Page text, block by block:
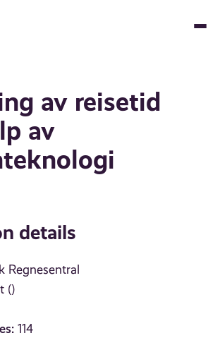
av reisetid
av
details
Regnesentral
()
114